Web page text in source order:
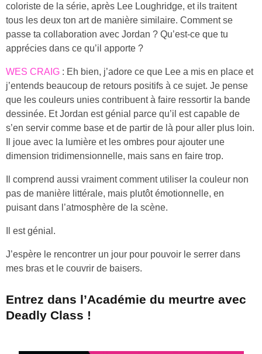
coloriste de la série, après Lee Loughridge, et ils traitent
tous les deux ton art de manière similaire. Comment se
passe ta collaboration avec Jordan ? Qu’est-ce que tu
apprécies dans ce qu’il apporte ?
WES CRAIG : Eh bien, j’adore ce que Lee a mis en place et
j’entends beaucoup de retours positifs à ce sujet. Je pense
que les couleurs unies contribuent à faire ressortir la bande
dessinée. Et Jordan est génial parce qu’il est capable de
s’en servir comme base et de partir de là pour aller plus loin.
Il joue avec la lumière et les ombres pour ajouter une
dimension tridimensionnelle, mais sans en faire trop.
Il comprend aussi vraiment comment utiliser la couleur non
pas de manière littérale, mais plutôt émotionnelle, en
puisant dans l’atmosphère de la scène.
Il est génial.
J’espère le rencontrer un jour pour pouvoir le serrer dans
mes bras et le couvrir de baisers.
Entrez dans l’Académie du meurtre avec
Deadly Class !